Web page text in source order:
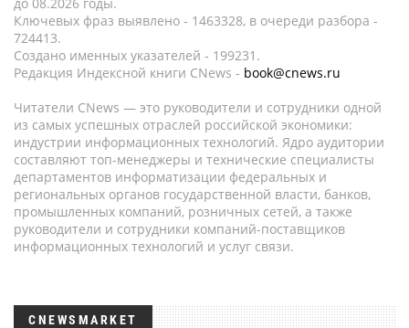
Ключевых фраз выявлено - 1463328, в очереди разбора -
724413.
Создано именных указателей - 199231.
Редакция Индексной книги CNews - book@cnews.ru
Читатели CNews — это руководители и сотрудники одной
из самых успешных отраслей российской экономики:
индустрии информационных технологий. Ядро аудитории
составляют топ-менеджеры и технические специалисты
департаментов информатизации федеральных и
региональных органов государственной власти, банков,
промышленных компаний, розничных сетей, а также
руководители и сотрудники компаний-поставщиков
информационных технологий и услуг связи.
CNEWSMARKET